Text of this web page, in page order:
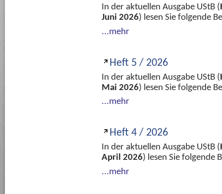
In der aktuellen Ausgabe UStB (
Juni 2026) lesen Sie folgende
...mehr
Heft 5 / 2026
In der aktuellen Ausgabe UStB (
Mai 2026) lesen Sie folgende
...mehr
Heft 4 / 2026
In der aktuellen Ausgabe UStB (
April 2026) lesen Sie folgende
...mehr